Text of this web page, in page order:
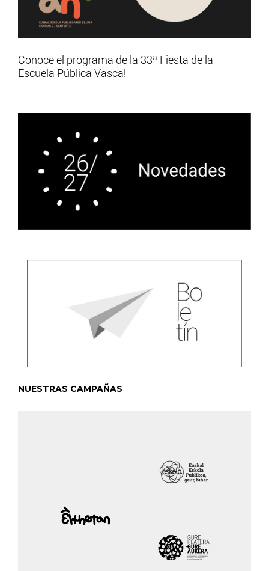
Conoce el programa de la 33ª Fiesta de la
Escuela Pública Vasca!
NUESTRAS CAMPAÑAS